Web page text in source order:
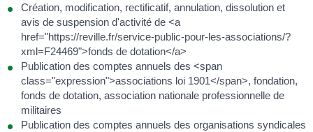
Création, modification, rectificatif, annulation, dissolution et
avis de suspension d'activité de <a
href="https://reville.fr/service-public-pour-les-associations/?
xml=F24469">fonds de dotation</a>
Publication des comptes annuels des <span
class="expression">associations loi 1901</span>, fondation,
fonds de dotation, association nationale professionnelle de
militaires
Publication des comptes annuels des organisations syndicales